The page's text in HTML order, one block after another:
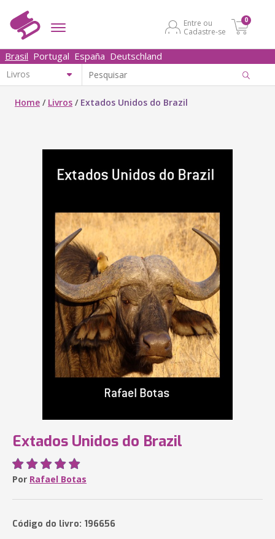
Entre ou
Cadastre-se
0
Brasil Portugal España Deutschland
Home / Livros / Extados Unidos do Brazil
Extados Unidos do Brazil
Por Rafael Botas
Código do livro: 196656